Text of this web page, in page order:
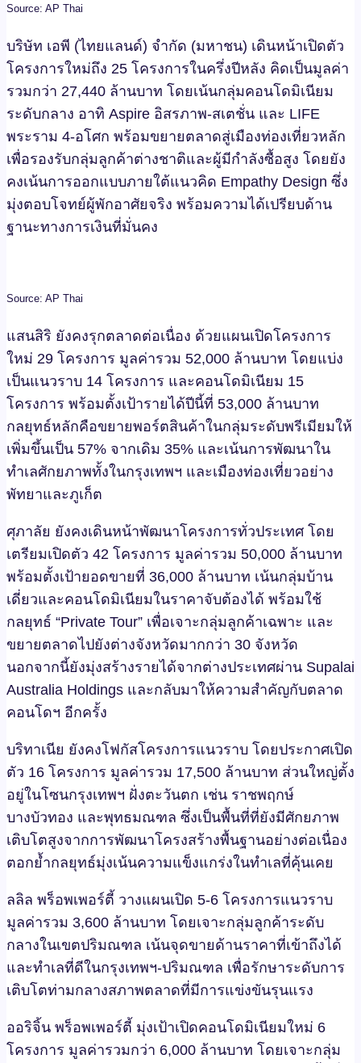
Source: AP Thai
บริษัท เอพี (ไทยแลนด์) จำกัด (มหาชน) เดินหน้าเปิดตัว
โครงการใหม่ถึง 25 โครงการในครึ่งปีหลัง คิดเป็นมูลค่า
รวมกว่า 27,440 ล้านบาท โดยเน้นกลุ่มคอนโดมิเนียม
ระดับกลาง อาทิ Aspire อิสรภาพ-สเตชั่น และ LIFE
พระราม 4-อโศก พร้อมขยายตลาดสู่เมืองท่องเที่ยวหลัก
เพื่อรองรับกลุ่มลูกค้าต่างชาติและผู้มีกำลังซื้อสูง โดยยัง
คงเน้นการออกแบบภายใต้แนวคิด Empathy Design ซึ่ง
มุ่งตอบโจทย์ผู้พักอาศัยจริง พร้อมความได้เปรียบด้าน
ฐานะทางการเงินที่มั่นคง
Source: AP Thai
แสนสิริ ยังคงรุกตลาดต่อเนื่อง ด้วยแผนเปิดโครงการ
ใหม่ 29 โครงการ มูลค่ารวม 52,000 ล้านบาท โดยแบ่ง
เป็นแนวราบ 14 โครงการ และคอนโดมิเนียม 15
โครงการ พร้อมตั้งเป้ารายได้ปีนี้ที่ 53,000 ล้านบาท
กลยุทธ์หลักคือขยายพอร์ตสินค้าในกลุ่มระดับพรีเมียมให้
เพิ่มขึ้นเป็น 57% จากเดิม 35% และเน้นการพัฒนาใน
ทำเลศักยภาพทั้งในกรุงเทพฯ และเมืองท่องเที่ยวอย่าง
พัทยาและภูเก็ต
ศุภาลัย ยังคงเดินหน้าพัฒนาโครงการทั่วประเทศ โดย
เตรียมเปิดตัว 42 โครงการ มูลค่ารวม 50,000 ล้านบาท
พร้อมตั้งเป้ายอดขายที่ 36,000 ล้านบาท เน้นกลุ่มบ้าน
เดี่ยวและคอนโดมิเนียมในราคาจับต้องได้ พร้อมใช้
กลยุทธ์ “Private Tour” เพื่อเจาะกลุ่มลูกค้าเฉพาะ และ
ขยายตลาดไปยังต่างจังหวัดมากกว่า 30 จังหวัด
นอกจากนี้ยังมุ่งสร้างรายได้จากต่างประเทศผ่าน Supalai
Australia Holdings และกลับมาให้ความสำคัญกับตลาด
คอนโดฯ อีกครั้ง
บริทาเนีย ยังคงโฟกัสโครงการแนวราบ โดยประกาศเปิด
ตัว 16 โครงการ มูลค่ารวม 17,500 ล้านบาท ส่วนใหญ่ตั้ง
อยู่ในโซนกรุงเทพฯ ฝั่งตะวันตก เช่น ราชพฤกษ์
บางบัวทอง และพุทธมณฑล ซึ่งเป็นพื้นที่ที่ยังมีศักยภาพ
เติบโตสูงจากการพัฒนาโครงสร้างพื้นฐานอย่างต่อเนื่อง
ตอกย้ำกลยุทธ์มุ่งเน้นความแข็งแกร่งในทำเลที่คุ้นเคย
ลลิล พร็อพเพอร์ตี้ วางแผนเปิด 5-6 โครงการแนวราบ
มูลค่ารวม 3,600 ล้านบาท โดยเจาะกลุ่มลูกค้าระดับ
กลางในเขตปริมณฑล เน้นจุดขายด้านราคาที่เข้าถึงได้
และทำเลที่ดีในกรุงเทพฯ-ปริมณฑล เพื่อรักษาระดับการ
เติบโตท่ามกลางสภาพตลาดที่มีการแข่งขันรุนแรง
ออริจิ้น พร็อพเพอร์ตี้ มุ่งเป้าเปิดคอนโดมิเนียมใหม่ 6
โครงการ มูลค่ารวมกว่า 6,000 ล้านบาท โดยเจาะกลุ่ม